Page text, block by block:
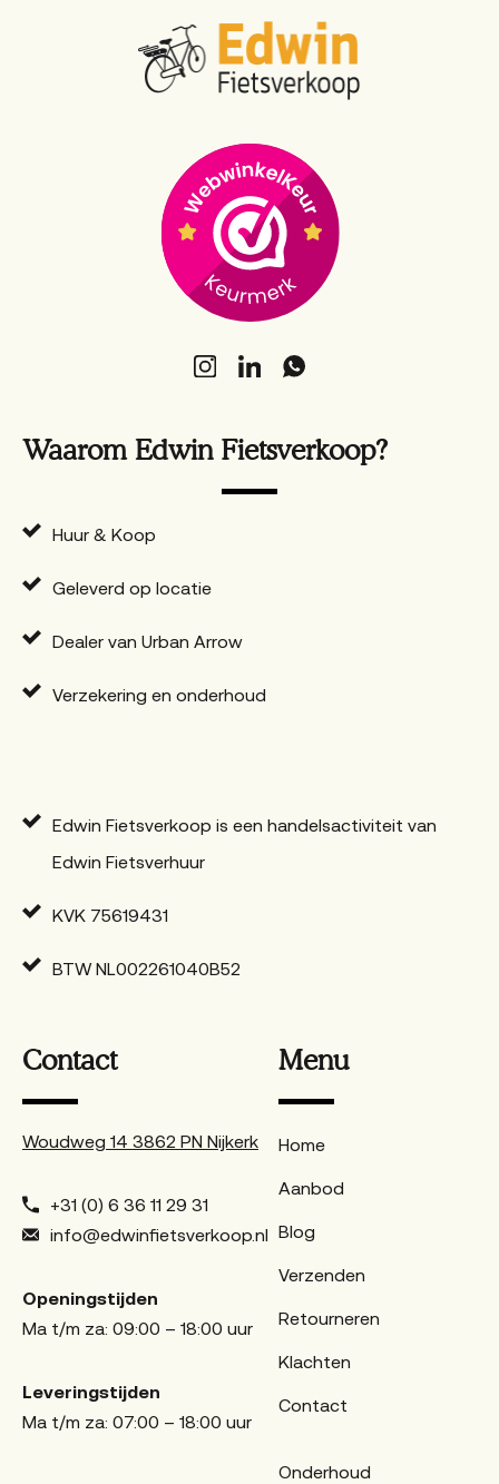
Waarom Edwin Fietsverkoop?
Huur & Koop
Geleverd op locatie
Dealer van Urban Arrow
Verzekering en onderhoud
Edwin Fietsverkoop is een handelsactiviteit van
Edwin Fietsverhuur
KVK 75619431
BTW NL002261040B52
Contact
Woudweg 14 3862 PN Nijkerk
+31 (0) 6 36 11 29 31
info@edwinfietsverkoop.nl
Openingstijden
Ma t/m za: 09:00 – 18:00 uur
Leveringstijden
Ma t/m za: 07:00 – 18:00 uur
Menu
Home
Aanbod
Blog
Verzenden
Retourneren
Klachten
Contact
Onderhoud